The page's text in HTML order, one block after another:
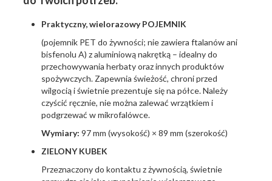
Praktyczny, wielorazowy POJEMNIK
(pojemnik PET do żywności; nie zawiera ftalanów ani
bisfenolu A) z aluminiową nakrętką – idealny do
przechowywania herbaty oraz innych produktów
spożywczych. Zapewnia świeżość, chroni przed
wilgocią i świetnie prezentuje się na półce. Należy
czyścić ręcznie, nie można zalewać wrzątkiem i
podgrzewać w mikrofalówce.
Wymiary: 97 mm (wysokość) × 89 mm (szerokość)
ZIELONY KUBEK
Przeznaczony do kontaktu z żywnością, świetnie